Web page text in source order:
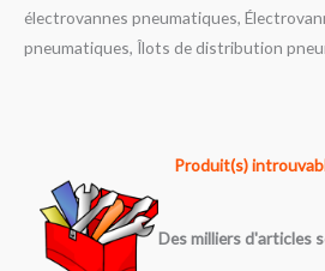
électrovannes pneumatiques,
pneumatiques, Îlots de distribution
Produit(s)
Des milliers d'articles